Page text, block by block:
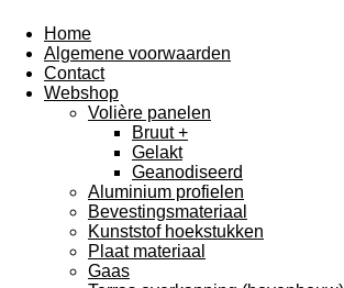
Home
Algemene voorwaarden
Contact
Webshop
Volière panelen
Bruut +
Gelakt
Geanodiseerd
Aluminium profielen
Bevestingsmateriaal
Kunststof hoekstukken
Plaat materiaal
Gaas